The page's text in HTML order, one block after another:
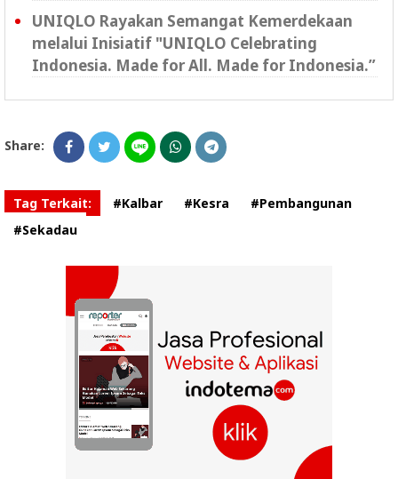
UNIQLO Rayakan Semangat Kemerdekaan
melalui Inisiatif "UNIQLO Celebrating
Indonesia. Made for All. Made for Indonesia.”
Share:
Tag Terkait: #Kalbar #Kesra
#Pembangunan
#Sekadau